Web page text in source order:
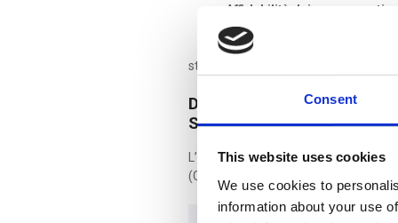
Consent
This website uses cookies
We use cookies to
information about your use
Affidabilità dei componenti
Supporto post-vendita e
sta rapidamente aumentando lungo
DAL CAPEX AL VALORE
STRUTTURALE
L’industria eolica sta
(CAPEX) a un approccio orientato al